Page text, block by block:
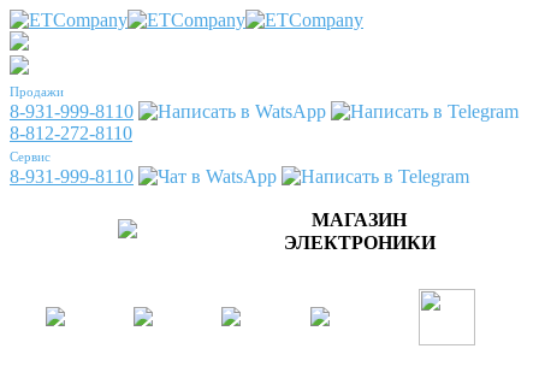
Продажи
8-931-999-8110
8-812-272-8110
Сервис
8-931-999-8110
МАГАЗИН
ЭЛЕКТРОНИКИ